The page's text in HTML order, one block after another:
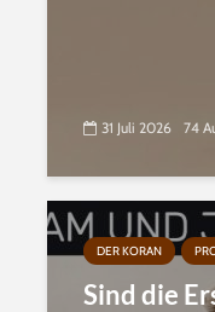
31 Juli 2026 74
DER KORAN
Sind die